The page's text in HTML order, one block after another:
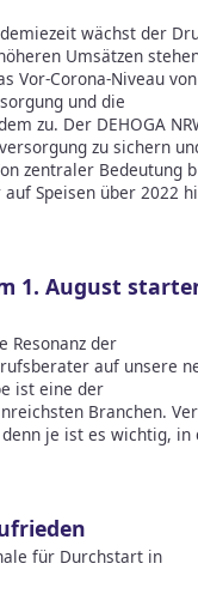
wächst der
Umsätzen
Vor-Corona-Niveau
und die
zu. Der DEHOGA
zu sichern
zentraler Bedeutung
Speisen über 2022
1. August
Resonanz der
auf unsere
ist eine der
Branchen.
je ist es wichtig, in
für Durchstart in